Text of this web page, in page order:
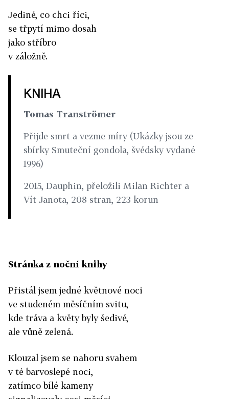
Jediné, co chci říci,
se třpytí mimo dosah
jako stříbro
v záložně.
KNIHA
Tomas Tranströmer
Přijde smrt a vezme míry (Ukázky jsou ze
sbírky Smuteční gondola, švédsky vydané
1996)
2015, Dauphin, přeložili Milan Richter a
Vít Janota, 208 stran, 223 korun
Stránka z noční knihy
Přistál jsem jedné květnové noci
ve studeném měsíčním svitu,
kde tráva a květy byly šedivé,
ale vůně zelená.
Klouzal jsem se nahoru svahem
v té barvoslepé noci,
zatímco bílé kameny